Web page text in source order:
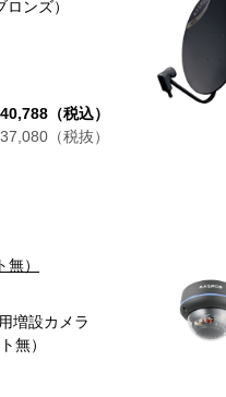
ンズ）
（税込）
（税抜）
）
増設カメラ
無）